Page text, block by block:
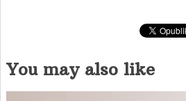
You may also like